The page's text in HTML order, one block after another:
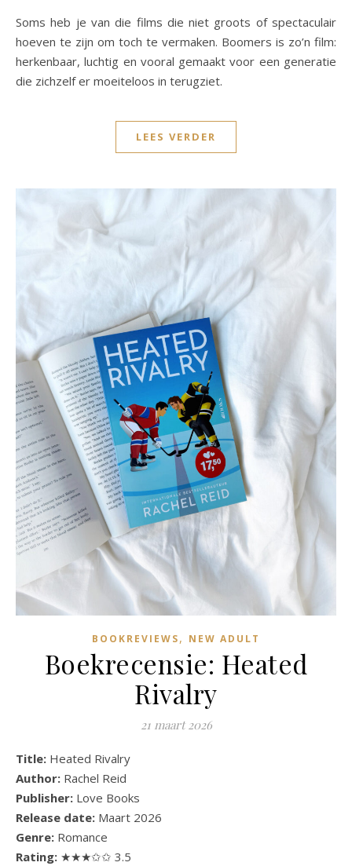
Soms heb je van die films die niet groots of spectaculair
hoeven te zijn om toch te vermaken. Boomers is zo’n film:
herkenbaar, luchtig en vooral gemaakt voor een generatie
die zichzelf er moeiteloos in terugziet.
LEES VERDER
BOOKREVIEWS, NEW ADULT
Boekrecensie: Heated
Rivalry
21 maart 2026
Title: Heated Rivalry
Author: Rachel Reid
Publisher: Love Books
Release date: Maart 2026
Genre: Romance
Rating: ★★★✩✩ 3.5